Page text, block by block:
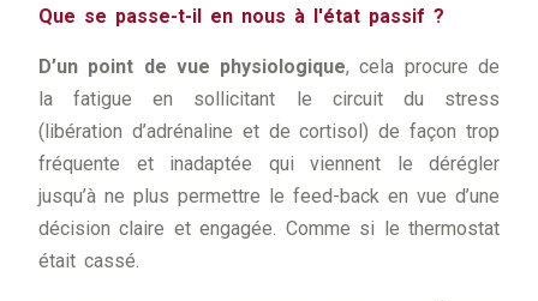
Que se passe-t-il en nous à l'état passif ?
D’un point de vue physiologique, cela procure de
la fatigue en sollicitant le circuit du stress
(libération d’adrénaline et de cortisol) de façon trop
fréquente et inadaptée qui viennent le dérégler
jusqu’à ne plus permettre le feed-back en vue d’une
décision claire et engagée. Comme si le thermostat
était cassé.